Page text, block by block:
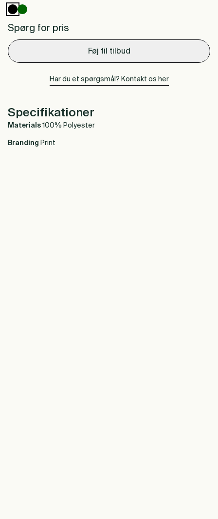
Spørg for pris
Føj til tilbud
Har du et spørgsmål? Kontakt os her
Specifikationer
Materials 100% Polyester
Branding Print